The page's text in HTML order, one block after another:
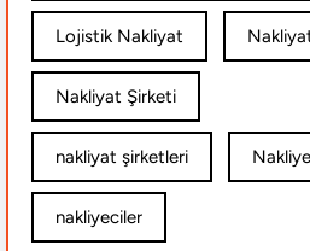
Lojistik Nakliyat
Nakliyat Şirketi
nakliyat şirketleri Nakliye
nakliyeciler